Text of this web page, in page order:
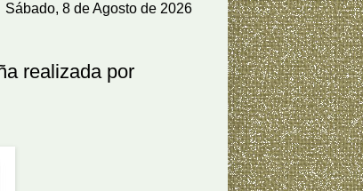
Sábado, 8 de Agosto de 2026
realizada por